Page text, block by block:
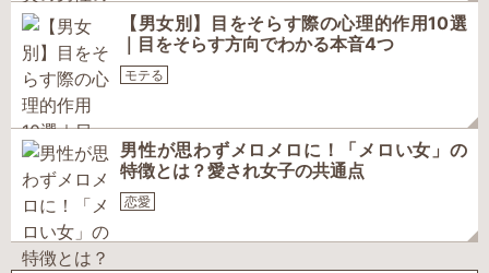
【男女別】目をそらす際の心理的作用10選
｜目をそらす方向でわかる本音4つ
モテる
男性が思わずメロメロに！「メロい女」の
特徴とは？愛され女子の共通点
恋愛